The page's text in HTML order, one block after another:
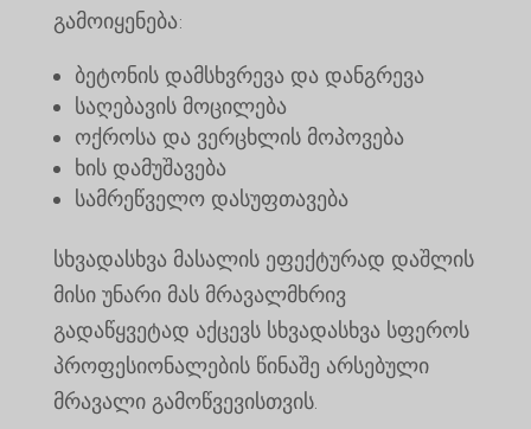
გამოიყენება:
ბეტონის დამსხვრევა და დანგრევა
საღებავის მოცილება
ოქროსა და ვერცხლის მოპოვება
ხის დამუშავება
სამრეწველო დასუფთავება
სხვადასხვა მასალის ეფექტურად დაშლის
მისი უნარი მას მრავალმხრივ
გადაწყვეტად აქცევს სხვადასხვა სფეროს
პროფესიონალების წინაშე არსებული
მრავალი გამოწვევისთვის.